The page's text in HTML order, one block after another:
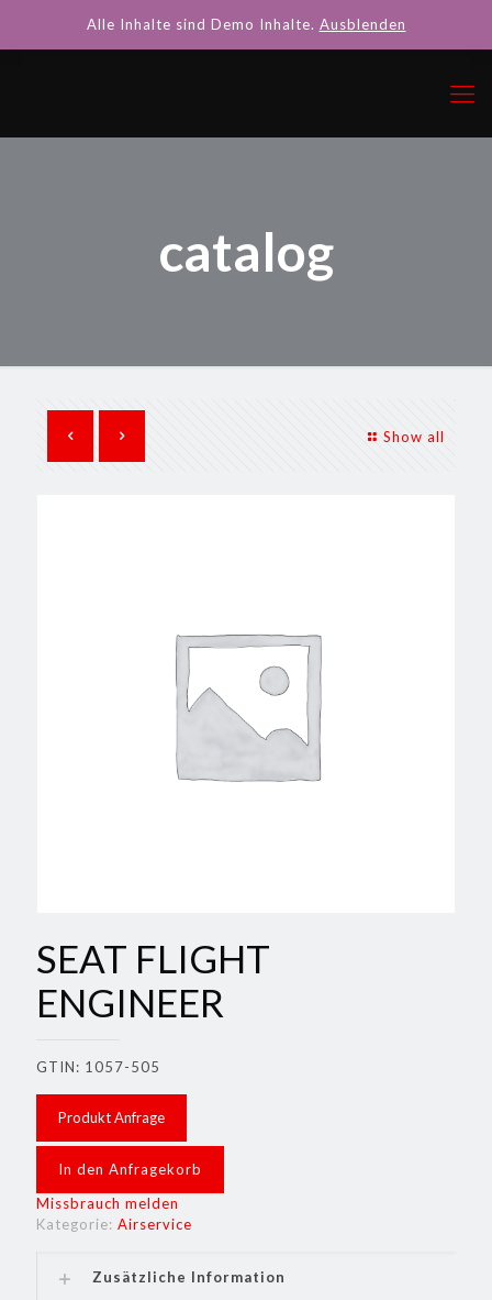
catalog
Show all
SEAT FLIGHT
ENGINEER
GTIN: 1057-505
Produkt Anfrage
In den Anfragekorb
Missbrauch melden
Kategorie: Airservice
Zusätzliche Information
Alle Inhalte sind Demo Inhalte. Ausblenden